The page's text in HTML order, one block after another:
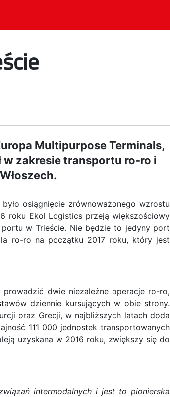
Multipurpose Terminals,
w zakresie transportu ro-ro i
osiągnięcie zrównoważonego wzrostu
roku Ekol Logistics przeją większościowy
w Trieście. Nie będzie to jedyny port
ro-ro na początku 2017 roku, który jest
dwie niezależne operacje ro-ro,
dziennie kursujących w obie strony.
oraz Grecji, w najbliższych latach doda
111 000 jednostek transportowanych
uzyskana w 2016 roku, zwiększy się do
intermodalnych i jest to pionierska